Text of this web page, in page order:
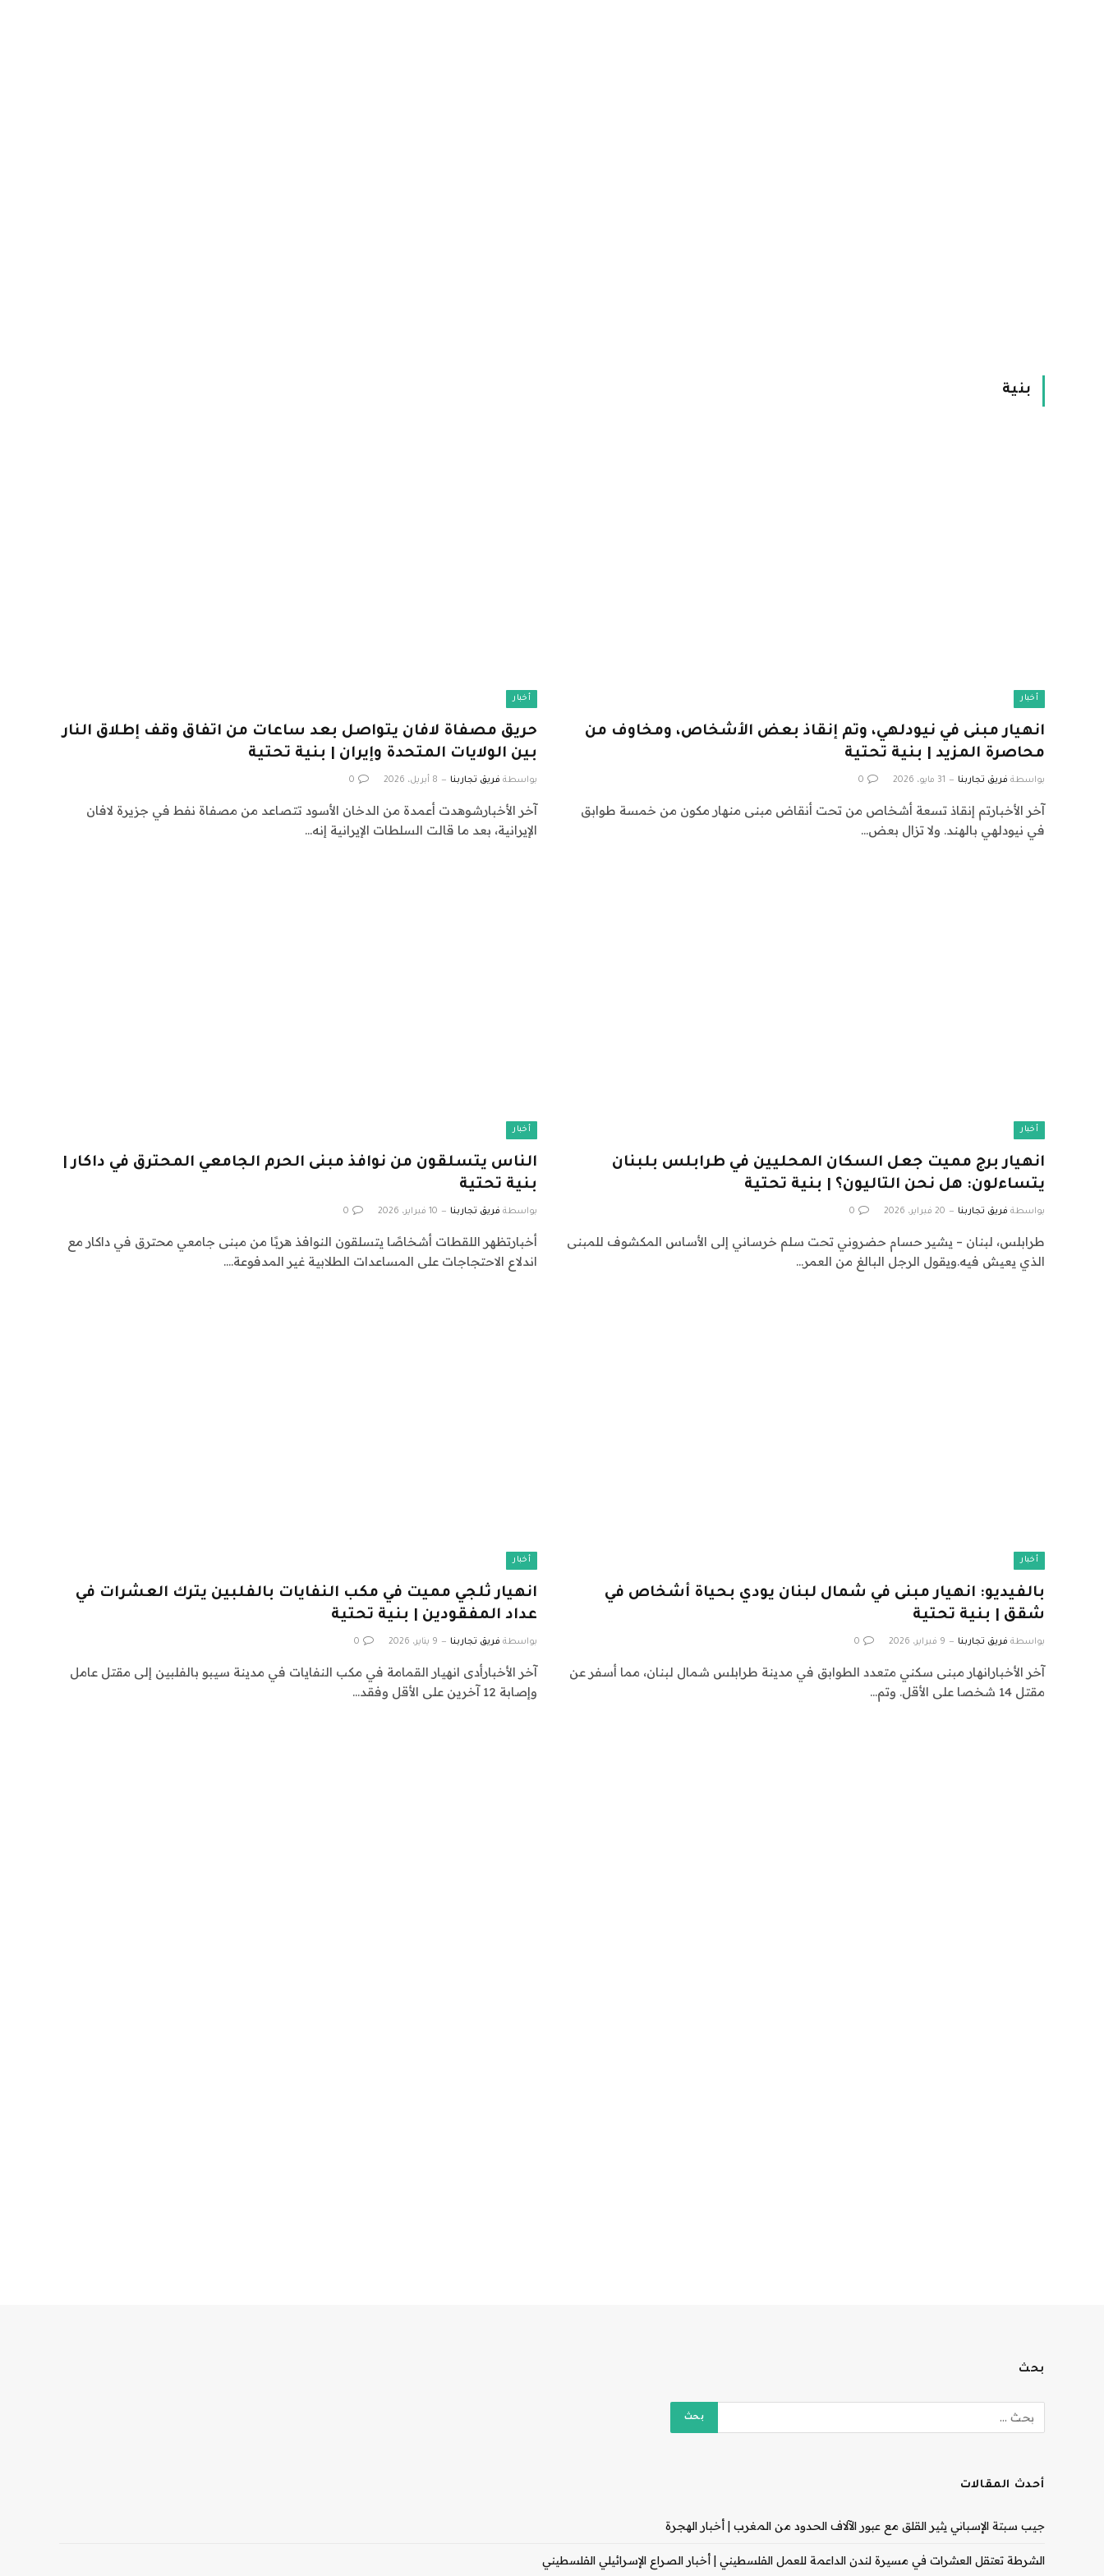
بنية
أخبار
انهيار مبنى في نيودلهي، وتم إنقاذ بعض الأشخاص، ومخاوف من
محاصرة المزيد | بنية تحتية
بواسطة فريق تجاربنا 31 مايو، 2026 0
آخر الأخبارتم إنقاذ تسعة أشخاص من تحت أنقاض مبنى منهار مكون من خمسة طوابق
في نيودلهي بالهند. ولا تزال بعض…
أخبار
حريق مصفاة لافان يتواصل بعد ساعات من اتفاق وقف إطلاق النار
بين الولايات المتحدة وإيران | بنية تحتية
بواسطة فريق تجاربنا 8 أبريل، 2026 0
آخر الأخبارشوهدت أعمدة من الدخان الأسود تتصاعد من مصفاة نفط في جزيرة لافان
الإيرانية، بعد ما قالت السلطات الإيرانية إنه…
أخبار
انهيار برج مميت جعل السكان المحليين في طرابلس بلبنان
يتساءلون: هل نحن التاليون؟ | بنية تحتية
بواسطة فريق تجاربنا 20 فبراير، 2026 0
طرابلس، لبنان – يشير حسام حضروني تحت سلم خرساني إلى الأساس المكشوف للمبنى
الذي يعيش فيه.ويقول الرجل البالغ من العمر…
أخبار
الناس يتسلقون من نوافذ مبنى الحرم الجامعي المحترق في داكار |
بنية تحتية
بواسطة فريق تجاربنا 10 فبراير، 2026 0
أخبارتظهر اللقطات أشخاصًا يتسلقون النوافذ هربًا من مبنى جامعي محترق في داكار مع
اندلاع الاحتجاجات على المساعدات الطلابية غير المدفوعة.…
أخبار
بالفيديو: انهيار مبنى في شمال لبنان يودي بحياة أشخاص في
شقق | بنية تحتية
بواسطة فريق تجاربنا 9 فبراير، 2026 0
آخر الأخبارانهار مبنى سكني متعدد الطوابق في مدينة طرابلس شمال لبنان، مما أسفر عن
مقتل 14 شخصا على الأقل. وتم…
أخبار
انهيار ثلجي مميت في مكب النفايات بالفلبين يترك العشرات في
عداد المفقودين | بنية تحتية
بواسطة فريق تجاربنا 9 يناير، 2026 0
آخر الأخبارأدى انهيار القمامة في مكب النفايات في مدينة سيبو بالفلبين إلى مقتل عامل
وإصابة 12 آخرين على الأقل وفقد…
بحث
أحدث المقالات
جيب سبتة الإسباني يثير القلق مع عبور الآلاف الحدود من المغرب | أخبار الهجرة
الشرطة تعتقل العشرات في مسيرة لندن الداعمة للعمل الفلسطيني | أخبار الصراع الإسرائيلي الفلسطيني